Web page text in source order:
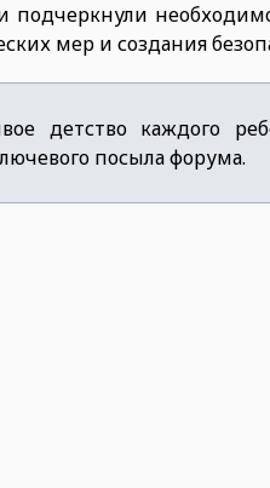
подчеркнули
мер и создания
детство каждого
посыла форума.